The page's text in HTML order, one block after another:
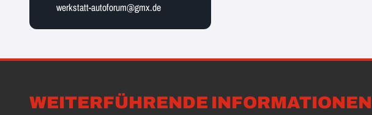
werkstatt-autoforum@gmx.de
WEITERFÜHRENDE INFORMATIONEN